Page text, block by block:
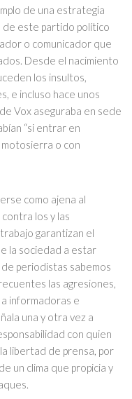
de una estrategia
este partido político
o comunicador que
Desde el nacimiento
los insultos,
e incluso hace unos
Vox aseguraba en sede
“si entrar en
motosierra o con
como ajena al
los y las
garantizan el
la sociedad a estar
periodistas sabemos
las agresiones,
informadoras e
una y otra vez a
con quien
libertad de prensa, por
un clima que propicia y